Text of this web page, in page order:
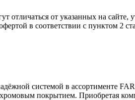
отличаться от указанных на
в соответствии с пунктом 2
системой в ассортименте
покрытием. Приобретая